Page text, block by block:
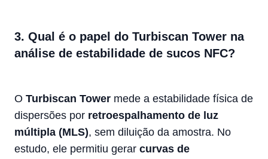
3. Qual é o papel do Turbiscan Tower na
análise de estabilidade de sucos NFC?
O Turbiscan Tower mede a estabilidade física de
dispersões por retroespalhamento de luz
múltipla (MLS), sem diluição da amostra. No
estudo, ele permitiu gerar curvas de